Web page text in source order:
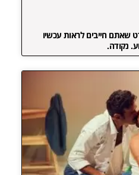
שאתם חייבים לראות עכשיו
נקודה.